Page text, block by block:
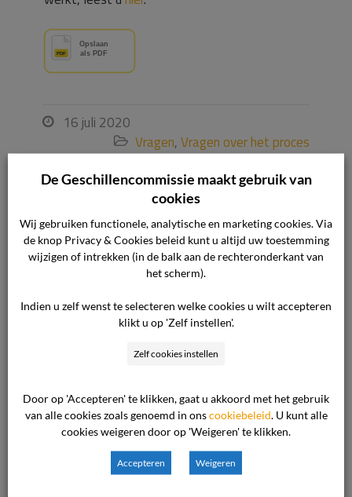
 16 juli 2020
 Vragen,Vragen over het proces
Ook interessant voor u
Waarom is de zitting niet openbaar?
Waarom staan er geen namen in de
uitspraken op de website?
Kan ik als ondernemer een klacht
Ik vul het formulier liever in op
papier, kan dat?
Wat is een gemachtigde en hoe meld
ik dit?
De Geschillencommissie maakt gebruik van
cookies
Wij gebruiken functionele, analytische en marketing cookies. Via
de knop Privacy & Cookies beleid kunt u altijd uw toestemming
wijzigen of intrekken (in de balk aan de rechteronderkant van
het scherm).
Indien u zelf wenst te selecteren welke cookies u wilt accepteren
klikt u op 'Zelf instellen'.
Zelf cookies instellen
Door op 'Accepteren' te klikken, gaat u akkoord met het gebruik
van alle cookies zoals genoemd in onscookiebeleid . U kunt alle
cookies weigeren door op 'Weigeren' te klikken.
Accepteren Weigeren